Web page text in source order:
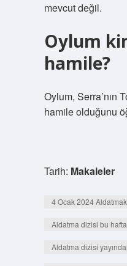
mevcut değil.
Oylum
hamile?
Oylum, Serra’nın
hamile olduğunu
Tarih: Makaleler
4 Ocak 2024
Aldatma dizisi bu
Aldatma dizisi